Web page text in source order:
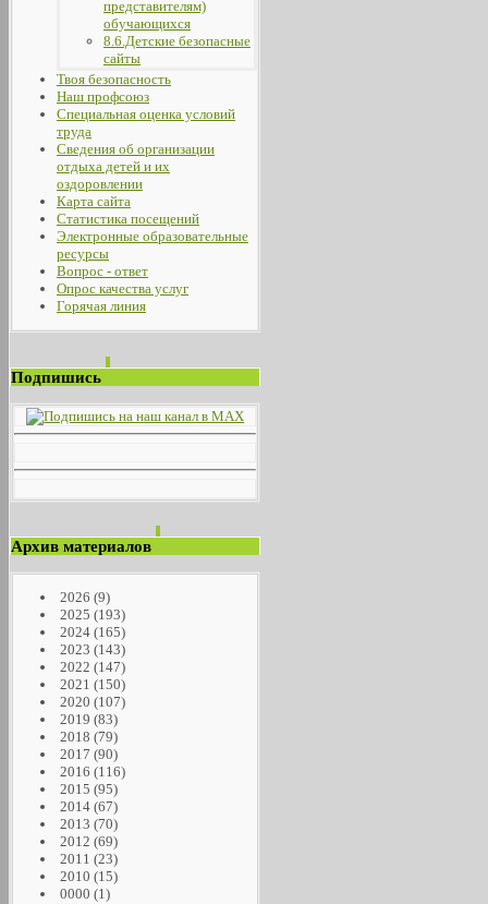
представителям)
обучающихся
8.6.Детские безопасные
сайты
Твоя безопасность
Наш профсоюз
Специальная оценка условий
труда
Сведения об организации
отдыха детей и их
оздоровлении
Карта сайта
Статистика посещений
Электронные образовательные
ресурсы
Вопрос - ответ
Опрос качества услуг
Горячая линия
Подпишись
Архив материалов
2026 (9)
2025 (193)
2024 (165)
2023 (143)
2022 (147)
2021 (150)
2020 (107)
2019 (83)
2018 (79)
2017 (90)
2016 (116)
2015 (95)
2014 (67)
2013 (70)
2012 (69)
2011 (23)
2010 (15)
0000 (1)